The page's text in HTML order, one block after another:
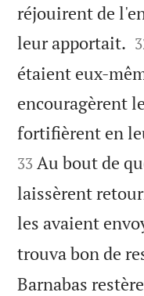
réjouirent de
leur apportait. 
étaient eux-
encouragèrent
fortifièrent en
33 Au bout de
laissèrent
les avaient
trouva bon de
Barnabas